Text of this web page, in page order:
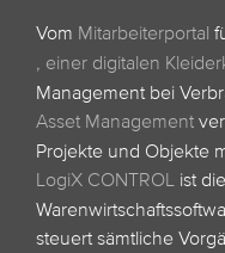
Vom Mitarbeiterportal
, einer digitalen
Management bei
Asset Management
Projekte und Objekte
LogiX CONTROL ist
steuert sämtliche